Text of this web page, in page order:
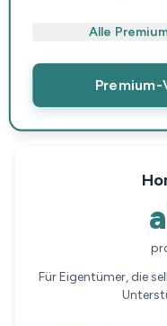
Alle
Für Eigentümer, die